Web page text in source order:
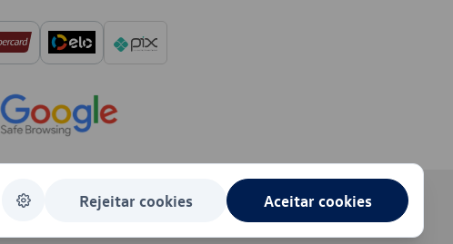
Rejeitar cookies Aceitar cookies